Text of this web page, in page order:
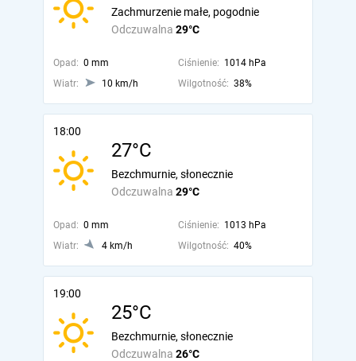
Odczuwalna 29°C
Zachmurzenie małe, pogodnie
Opad: 0 mm Ciśnienie: 1014 hPa
Wiatr:
10 km/h Wilgotność: 38%
18:00
27°C
Odczuwalna 29°C
Bezchmurnie, słonecznie
Opad: 0 mm Ciśnienie: 1013 hPa
Wiatr:
4 km/h Wilgotność: 40%
19:00
25°C
Odczuwalna 26°C
Bezchmurnie, słonecznie